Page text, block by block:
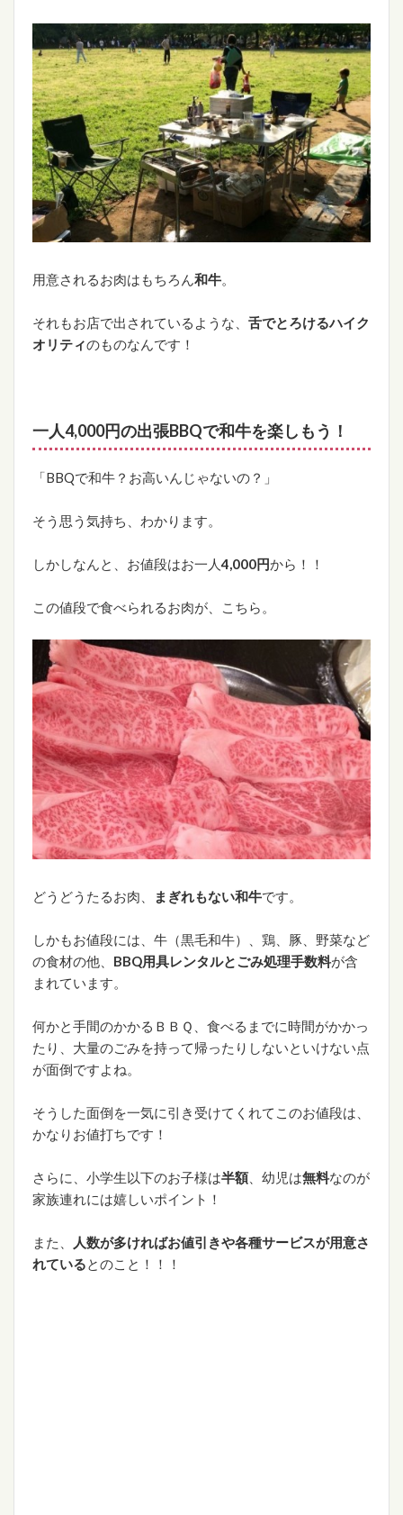
用意されるお肉はもちろん和牛。
それもお店で出されているような、 舌でとろけるハイク
オリティのものなんです！
一人4,000円の出張BBQで和牛を楽しもう！
「BBQで和牛？お高いんじゃないの？」
そう思う気持ち、わかります。
しかしなんと、お値段はお一人4,000円から！！
この値段で食べられるお肉が、こちら。
どうどうたるお肉、 まぎれもない和牛です。
しかもお値段には、牛（黒毛和牛）、鶏、豚、野菜など
の食材の他、 BBQ用具レンタルとごみ処理手数料が含
まれています。
何かと手間のかかるＢＢＱ、食べるまでに時間がかかっ
たり、大量のごみを持って帰ったりしないといけない点
が面倒ですよね。
そうした面倒を一気に引き受けてくれてこのお値段は、
かなりお値打ちです！
さらに、小学生以下のお子様は半額、幼児は無料なのが
家族連れには嬉しいポイント！
また、
人数が多ければお値引きや各種サービスが用意さ
れているとのこと！！！